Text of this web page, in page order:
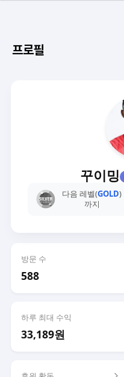
프로필
꾸이밍
다음 레벨(GOLD)
까지
방문 수
588
하루 최대 수익
33,189원